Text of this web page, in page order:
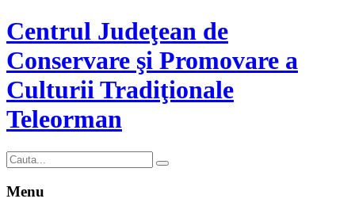
Centrul Judeţean de
Conservare şi Promovare a
Culturii Tradiţionale
Teleorman
Menu